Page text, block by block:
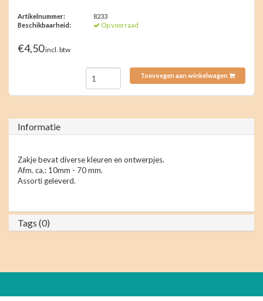
Artikelnummer:
8233
Beschikbaarheid:
Op voorraad
€4,50incl. btw
Toevoegen aan winkelwagen
Informatie
Zakje bevat diverse kleuren en ontwerpjes.
Afm. ca.: 10mm - 70 mm.
Assorti geleverd.
Tags (0)